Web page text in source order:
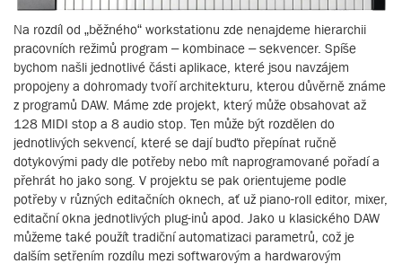
Na rozdíl od „běžného“ workstationu zde nenajdeme hierarchii
pracovních režimů program – kombinace – sekvencer. Spíše
bychom našli jednotlivé části aplikace, které jsou navzájem
propojeny a dohromady tvoří architekturu, kterou důvěrně známe
z programů DAW. Máme zde projekt, který může obsahovat až
128 MIDI stop a 8 audio stop. Ten může být rozdělen do
jednotlivých sekvencí, které se dají buďto přepínat ručně
dotykovými pady dle potřeby nebo mít naprogramované pořadí a
přehrát ho jako song. V projektu se pak orientujeme podle
potřeby v různých editačních oknech, ať už piano-roll editor, mixer,
editační okna jednotlivých plug-inů apod. Jako u klasického DAW
můžeme také použít tradiční automatizaci parametrů, což je
dalším setřením rozdílu mezi softwarovým a hardwarovým